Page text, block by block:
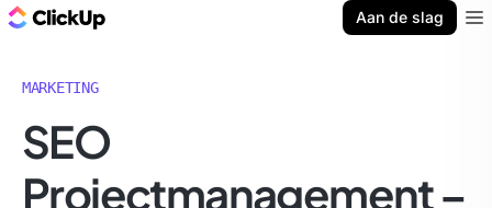
Aan de slag
MARKETING
SEO
Projectmanagement –